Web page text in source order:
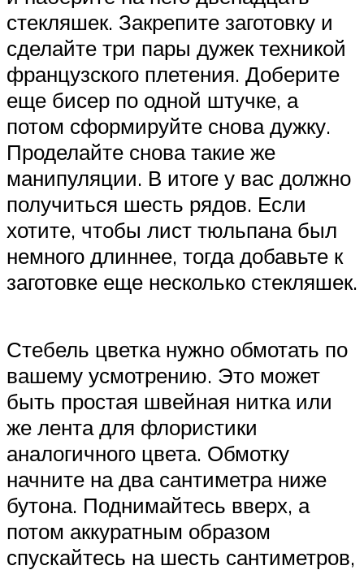
стекляшек. Закрепите заготовку и
сделайте три пары дужек техникой
французского плетения. Доберите
еще бисер по одной штучке, а
потом сформируйте снова дужку.
Проделайте снова такие же
манипуляции. В итоге у вас должно
получиться шесть рядов. Если
хотите, чтобы лист тюльпана был
немного длиннее, тогда добавьте к
заготовке еще несколько стекляшек.
Стебель цветка нужно обмотать по
вашему усмотрению. Это может
быть простая швейная нитка или
же лента для флористики
аналогичного цвета. Обмотку
начните на два сантиметра ниже
бутона. Поднимайтесь вверх, а
потом аккуратным образом
спускайтесь на шесть сантиметров,